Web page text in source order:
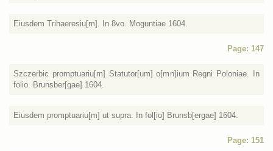
Eiusdem Trihaeresiu[m]. In 8vo. Moguntiae 1604.
Page: 147
Szczerbic promptuariu[m] Statutor[um] o[mn]ium Regni Poloniae. In
folio. Brunsber[gae] 1604.
Eiusdem promptuariu[m] ut supra. In fol[io] Brunsb[ergae] 1604.
Page: 151